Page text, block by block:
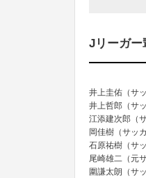
Jリーガー
井上圭佑（サ
井上哲郎（サ
江添建次郎（
岡佳樹（サッ
石原祐樹（サ
尾崎雄二（元
圍謙太朗（サ